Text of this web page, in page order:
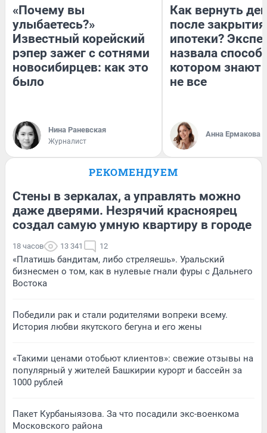
«Почему вы
улыбаетесь?»
Известный корейский
рэпер зажег с сотнями
новосибирцев: как это
было
Нина Раневская
Журналист
Как вернуть
после закрытия
ипотеки?
назвала
котором знают
не все
Анна Ермакова
РЕКОМЕНДУЕМ
Стены в зеркалах, а управлять можно
даже дверями. Незрячий красноярец
создал самую умную квартиру в городе
18 часов 13 341 12
«Платишь бандитам, либо стреляешь». Уральский
бизнесмен о том, как в нулевые гнали фуры с Дальнего
Востока
Победили рак и стали родителями вопреки всему.
История любви якутского бегуна и его жены
«Такими ценами отобьют клиентов»: свежие отзывы на
популярный у жителей Башкирии курорт и бассейн за
1000 рублей
Пакет Курбаныязова. За что посадили экс-военкома
Московского района